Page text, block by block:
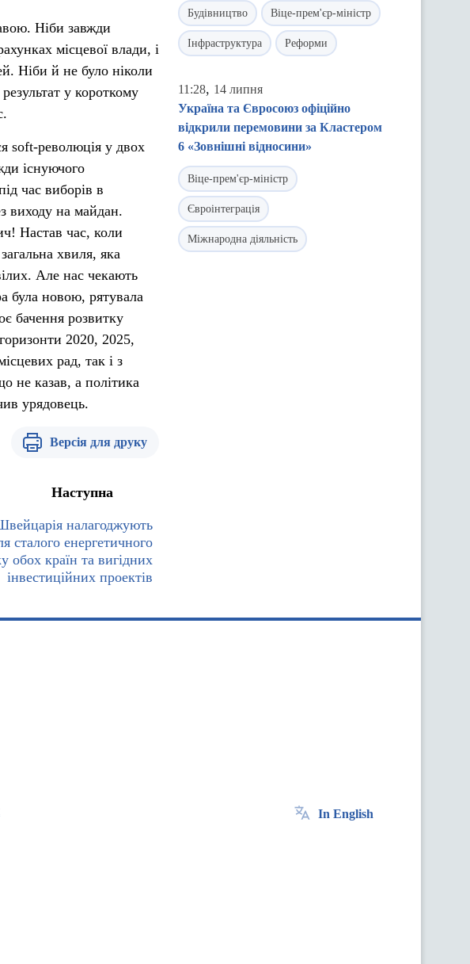
Ніби завжди
місцевої влади, і
Ніби й не було ніколи
у короткому
soft-революція у двох
існуючого
час виборів в
виходу на майдан.
Настав час, коли
хвиля, яка
Але нас чекають
була новою, рятувала
бачення розвитку
2020, 2025,
рад, так і з
не казав, а політика
урядовець.
Версія для друку
Наступна
налагоджують
сталого енергетичного
обох країн та вигідних
інвестиційних проектів
Будівництво Віце-прем'єр-міністр
Інфраструктура Реформи
11:28, 14 липня
Україна та Євросоюз офіційно
відкрили перемовини за Кластером
6 «Зовнішні відносини»
Віце-прем'єр-міністр
Євроінтеграція
Міжнародна діяльність
In English